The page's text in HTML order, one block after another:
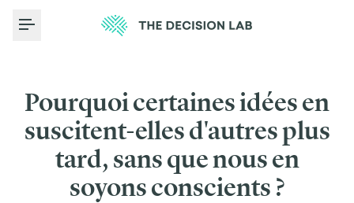
Toggle Menu
Pourquoi certaines idées en
suscitent-elles d'autres plus
tard, sans que nous en
soyons conscients ?